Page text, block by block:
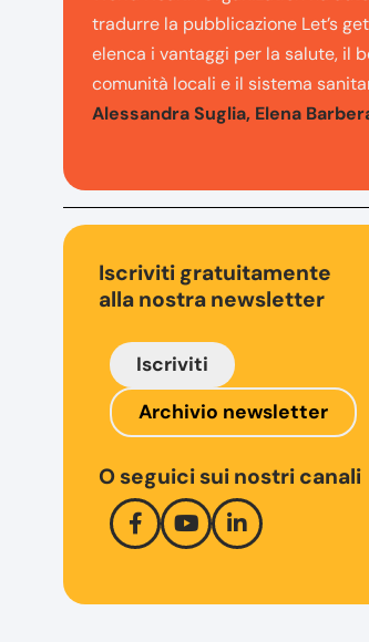
tradurre la pubblicazione Let’s
elenca i vantaggi per la salute, il
comunità locali e il sistema
Alessandra Suglia, Elena
Iscriviti gratuitamente
alla nostra newsletter
Iscriviti
Archivio newsletter
O seguici sui nostri canali